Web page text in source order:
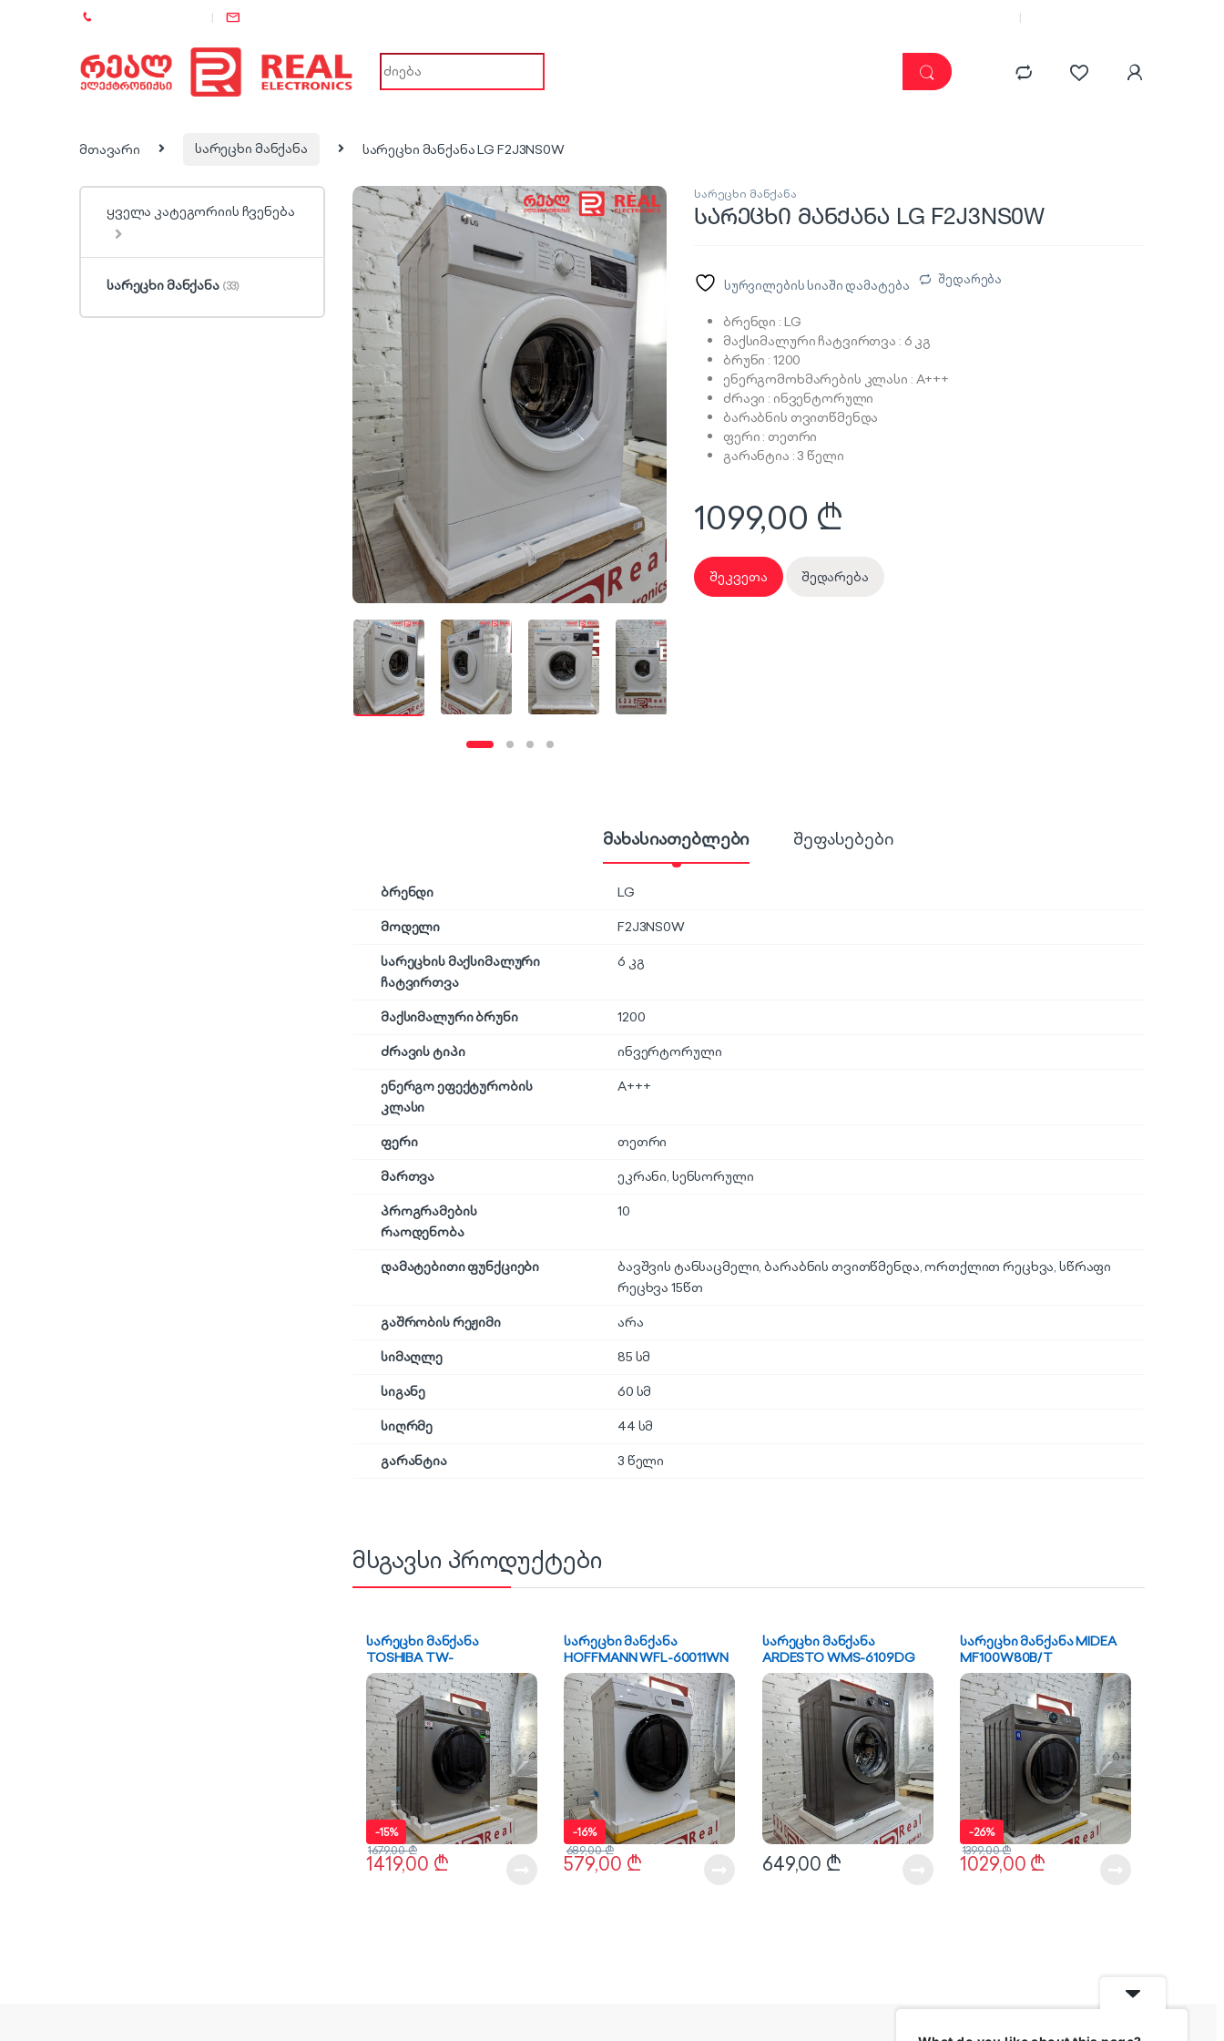
Search for:
მთავარი სარეცხი მანქანა სარეცხი მანქანა LG F2J3NS0W
სარეცხი მანქანა
სარეცხი მანქანა LG F2J3NS0W
სურვილების სიაში დამატება შედარება
ბრენდი : LG
მაქსიმალური ჩატვირთვა : 6 კგ
ბრუნი : 1200
ენერგომოხმარების კლასი : A+++
ძრავი : ინვენტორული
ბარაბნის თვითწმენდა
ფერი : თეთრი
გარანტია : 3 წელი
1099,00 ₾
შეკვეთა შედარება
მახასიათებლები შეფასებები
ბრენდი
LG
მოდელი
F2J3NS0W
სარეცხის მაქსიმალური
ჩატვირთვა
6 კგ
მაქსიმალური ბრუნი
1200
ძრავის ტიპი
ინვერტორული
ენერგო ეფექტურობის
კლასი
A+++
ფერი
თეთრი
მართვა
ეკრანი, სენსორული
პროგრამების
რაოდენობა
10
დამატებითი ფუნქციები
ბავშვის ტანსაცმელი, ბარაბნის თვითწმენდა, ორთქლით რეცხვა, სწრაფი
რეცხვა 15წთ
გაშრობის რეჟიმი
არა
სიმაღლე
85 სმ
სიგანე
60 სმ
სიღრმე
44 სმ
გარანტია
3 წელი
მსგავსი პროდუქტები
სარეცხი მანქანა
TOSHIBA TW-
BL100A4UZ(SS)
-15%
1419,00 ₾
1679,00₾
სარეცხი მანქანა
HOFFMANN WFL-60011WN
-16%
579,00 ₾
689,00₾
სარეცხი მანქანა
ARDESTO WMS-6109DG
649,00 ₾
სარეცხი მანქანა MIDEA
MF100W80B/T
-26%
1029,00 ₾
1399,00₾
ყველა კატეგორიის ჩვენება
სარეცხი მანქანა (33)